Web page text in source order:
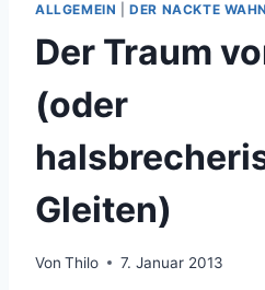
ALLGEMEIN |DER NACKTE
Der Traum
(oder
Gleiten)
Von Thilo 7. Januar 2013